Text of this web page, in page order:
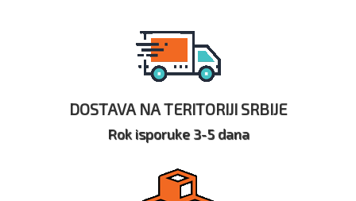
DOSTAVA NA TERITORIJI SRBIJE
Rok isporuke 3-5 dana